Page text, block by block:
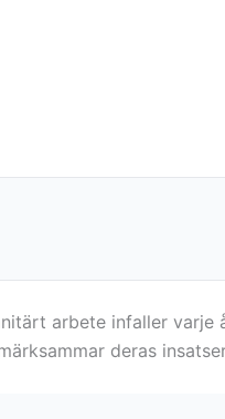
arbete infaller varje
deras